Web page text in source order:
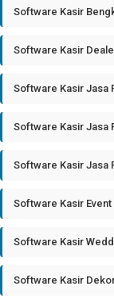
Software Kasir
Software Kasir
Software Kasir Jasa
Software Kasir Jasa
Software Kasir Jasa
Software Kasir
Software Kasir
Software Kasir